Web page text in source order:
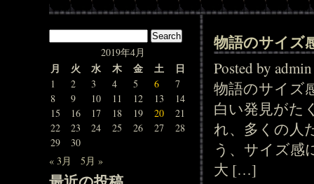
2019年4月
月 火 水 木 金 土 日
1 2 3 4 5 6
7
8
9 10 11 12 13
14
15
16 17 18 19 20
21
22
23 24 25 26 27
28
29
30
« 3月
5月 »
物語のサイズ
Posted by
物語のサイズ
白い発見がた
れ、多くの人
う、サイズ感
大 […]